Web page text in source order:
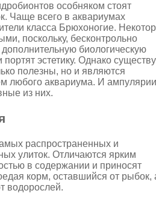
особняком стоят
Чаще всего в аквариумах
класса Брюхоногие.
поскольку, бесконтрольно
биологическую
портят эстетику. Однако
полезны, но и являются
любого аквариума. И
из них.
распространенных и
улиток. Отличаются ярким
в содержании и приносят
корм, оставшийся от рыбок,
водорослей.